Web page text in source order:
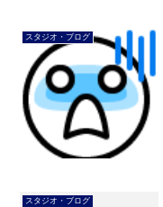
スタジオ・ブログ
スタジオ・ブログ